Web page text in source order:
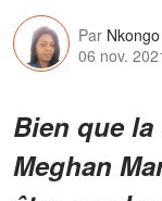
Par
06 nov.
Bien que
Meghan